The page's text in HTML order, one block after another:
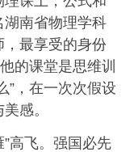
湖南省物理学科
最享受的身份
的课堂是思维训
”，在一次次假设
感。
”高飞。强国必先